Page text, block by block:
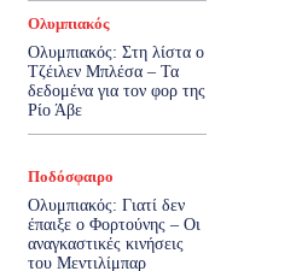
Ολυμπιακός
Ολυμπιακός: Στη λίστα ο
Τζέιλεν Μπλέσα – Τα
δεδομένα για τον φορ της
Ρίο Άβε
Ποδόσφαιρο
Ολυμπιακός: Γιατί δεν
έπαιξε ο Φορτούνης – Οι
αναγκαστικές κινήσεις
του Μεντιλίμπαρ